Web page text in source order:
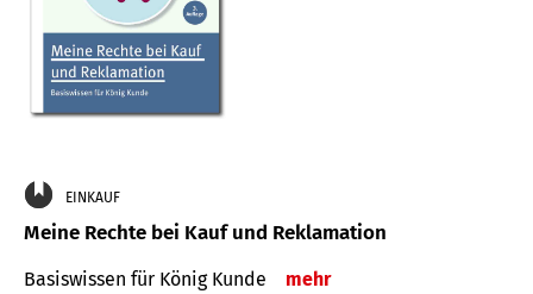
EINKAUF
Meine Rechte bei Kauf und Reklamation
Basiswissen für König Kunde mehr